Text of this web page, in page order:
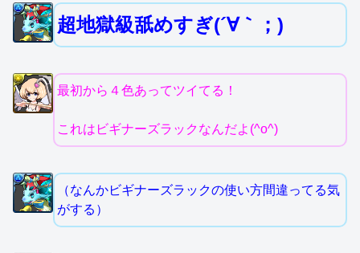
超地獄級舐めすぎ(´∀｀；)
最初から４色あってツイてる！
これはビギナーズラックなんだよ(^o^)
（なんかビギナーズラックの使い方間違ってる気
がする）